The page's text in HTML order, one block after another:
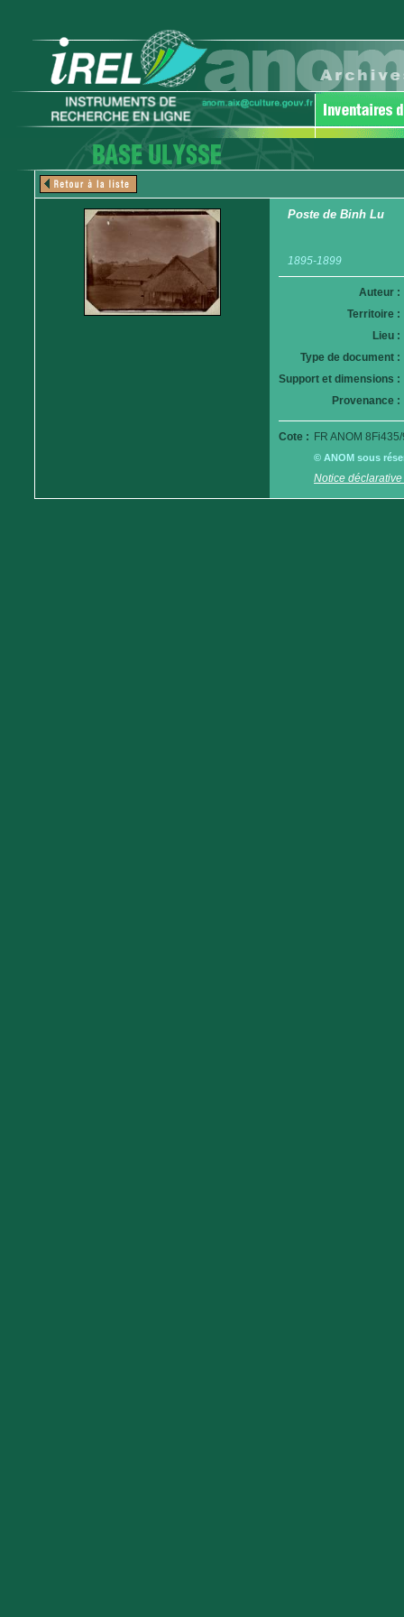
Poste de Binh Lu
1895-1899
Auteur :
Territoire :
Lieu :
Type de document :
Support et dimensions :
Provenance :
Cote : FR ANOM
© ANOM sous
Notice